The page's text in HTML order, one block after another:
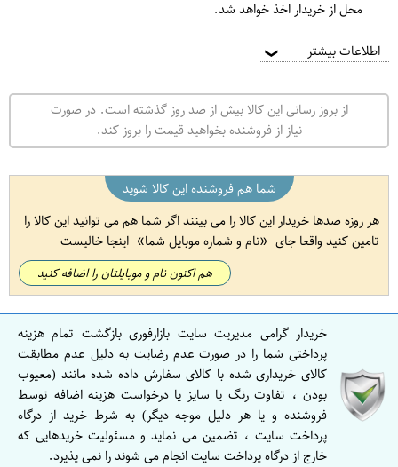
محل از خریدار اخذ خواهد شد.
اطلاعات بیشتر ❯
از بروز رسانی این کالا بیش از صد روز گذشته است. در صورت
نیاز از فروشنده بخواهید قیمت را بروز کند.
شما هم فروشنده این کالا شوید
هر روزه صدها خریدار این کالا را می بینند اگر شما هم می توانید این کالا را
تامین کنید واقعا جای
نام و شماره موبایل شما اینجا خالیست
هم اکنون نام و موبایلتان را اضافه کنید
خریدار گرامی مدیریت سایت بازارفوری بازگشت تمام هزینه
پرداختی شما را در صورت عدم رضایت به دلیل عدم مطابقت
کالای خریداری شده با کالای سفارش داده شده مانند (معیوب
بودن ، تفاوت رنگ یا سایز یا درخواست هزینه اضافه توسط
فروشنده و یا هر دلیل موجه دیگر) به شرط خرید از درگاه
پرداخت سایت ، تضمین می نماید و مسئولیت خریدهایی که
خارج از درگاه پرداخت سایت انجام می شوند را نمی پذیرد.